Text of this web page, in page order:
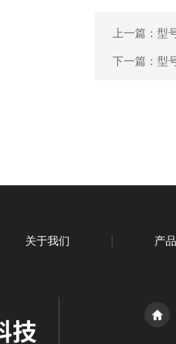
上一篇： 型
下一篇： 型
关于我们 产